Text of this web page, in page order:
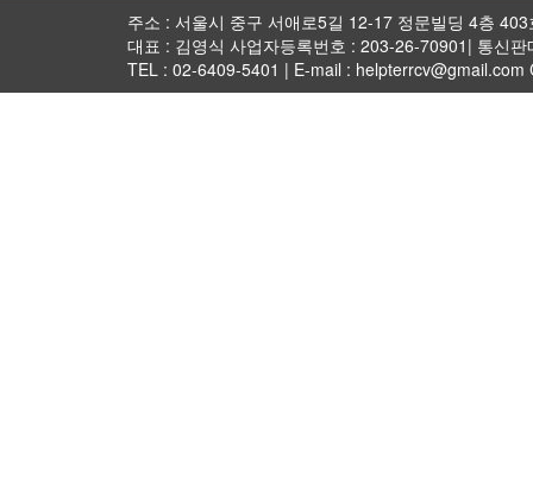
주소 : 서울시 중구 서애로5길 12-17 정문빌딩 4층
대표 : 김영식 사업자등록번호 : 203-26-70901| 통신
TEL : 02-6409-5401 | E-mail :